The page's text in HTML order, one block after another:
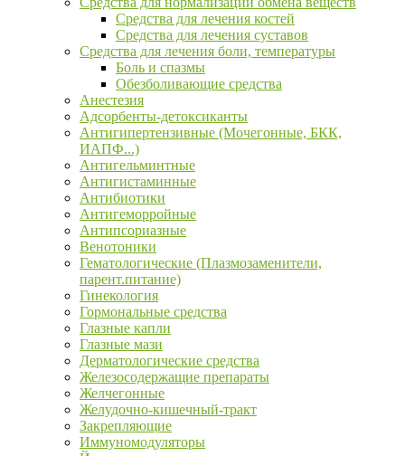
Средства для лечения костей
Средства для лечения суставов
Средства для лечения боли, температуры
Боль и спазмы
Обезболивающие средства
Анестезия
Адсорбенты-детоксиканты
Антигипертензивные (Мочегонные, БКК,
ИАПФ...)
Антигельминтные
Антигистаминные
Антибиотики
Антигеморройные
Антипсориазные
Венотоники
Гематологические (Плазмозаменители,
парент.питание)
Гинекология
Гормональные средства
Глазные капли
Глазные мази
Дерматологические средства
Железосодержащие препараты
Желчегонные
Желудочно-кишечный-тракт
Закрепляющие
Иммуномодуляторы